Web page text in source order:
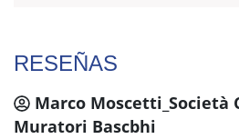
RESEÑAS
Marco Moscetti_Società
Muratori Bascbhi